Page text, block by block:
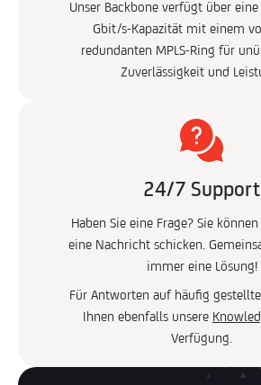
Unser Backbone verfügt über
Gbit/s-Kapazität mit einem
redundanten MPLS-Ring für
Zuverlässigkeit und
24/7 Support
Haben Sie eine Frage? Sie
eine Nachricht schicken.
immer eine Lösung!
Für Antworten auf häufig
Ihnen ebenfalls unsere
Verfügung.